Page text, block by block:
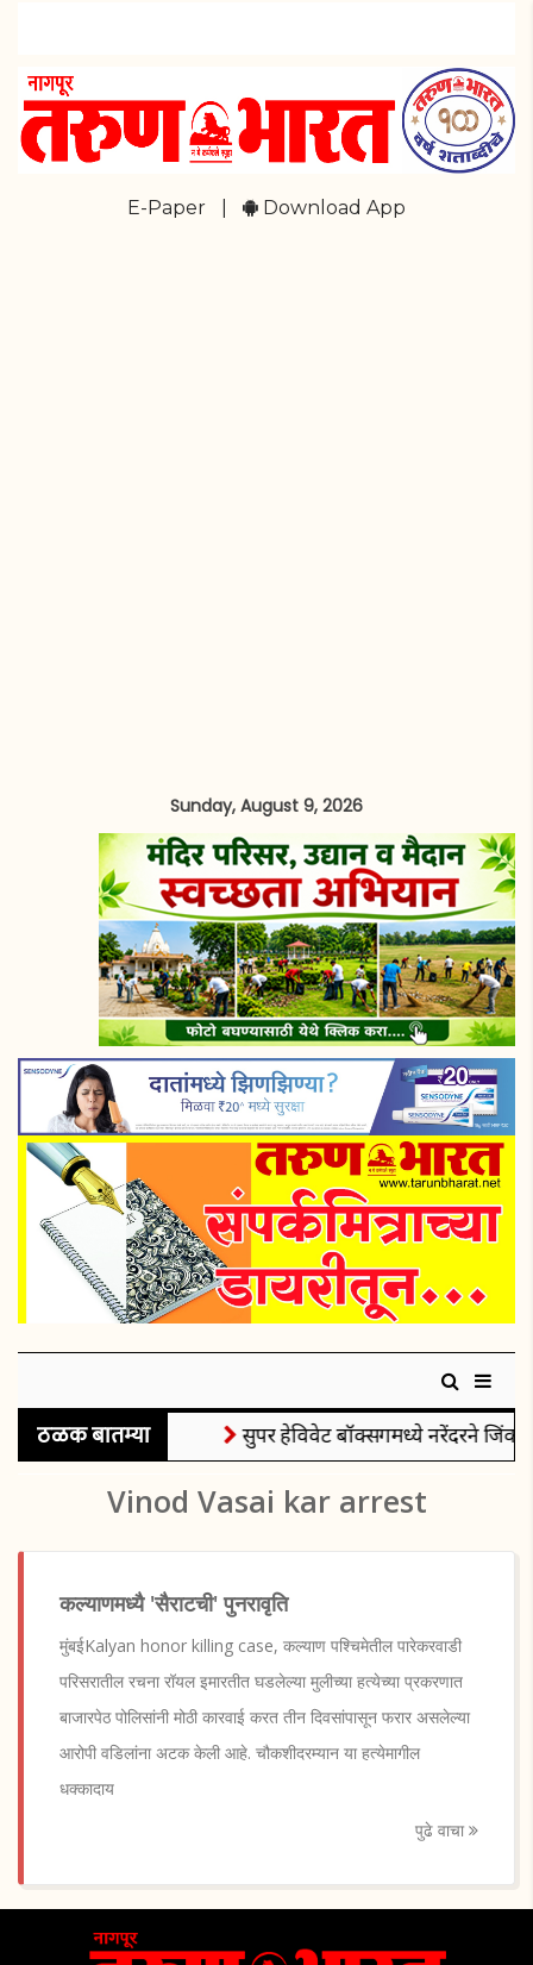
E-Paper Download App
Sunday, August 9, 2026
ठळक बातम्या सुपर हेविवेट बॉक्सिंगमध्ये नरेंदरने जिंकले
Vinod Vasai kar arrest
कल्याणमध्यै 'सैराटची' पुनरावृति
मुंबईKalyan honor killing case, कल्याण पश्चिमेतील पारेकरवाडी
परिसरातील रचना रॉयल इमारतीत घडलेल्या मुलीच्या हत्येच्या प्रकरणात
बाजारपेठ पोलिसांनी मोठी कारवाई करत तीन दिवसांपासून फरार असलेल्या
आरोपी वडिलांना अटक केली आहे. चौकशीदरम्यान या हत्येमागील
धक्कादाय
पुढे वाचा